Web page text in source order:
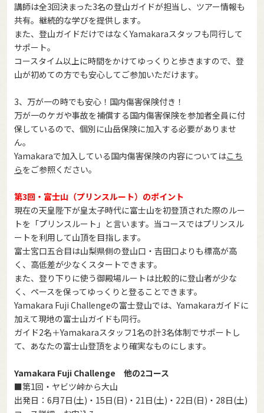
講師は全3回決まった3名の登山ガイドが担当し、ツアー情報も
共有。継続的な学びを提供します。
また、登山ガイドだけではなくYamakaraスタッフも同行して
サポート。
コースタイム以上に時間をかけてゆっくりと歩きますので、登
山が初めての方でも安心してご参加いただけます。
3、万が一の時でも安心！国内傷害保険付き！
万が一のケガや事故を補償する国内傷害保険を参加者全員に付
保しているので、個別に山岳保険に加入する必要がありませ
ん。
Yamakaraで加入している国内傷害保険の内容についてはこち
らをご参照ください。
第3回・富士山（プリンスルート）のポイント
現在の天皇陛下が皇太子時代に富士山を初登頂された際のルー
トを「プリンスルート」と言います。当コースではプリンスル
ートを利用して山頂を目指します。
富士宮口五合目は山梨県側の登山口・吉田口よりも標高が高
く、高低差が少なくスタートできます。
また、登り下りに使う御殿場ルートは比較的に登山者が少な
く、ペースを保ってゆっくりと登ることできます。
Yamakara Fuji Challengeの富士登山では、Yamakaraガイドに
加えて現地の富士山ガイドも同行。
ガイド2名＋Yamakaraスタッフ1名の計3名体制でサポートし
て、あなたの富士山登頂をより確実なものにします。
Yamakara Fuji Challenge 他の2コース
■第1回・ヤビツ峠から大山
出発日：6月7日(土)・15日(日)・21日(土)・22日(日)・28日(土)